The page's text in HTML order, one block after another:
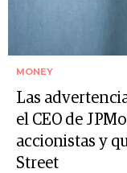
MONEY
Las
el CEO de
accionistas y
Street